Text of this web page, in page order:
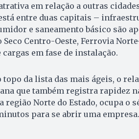
em relação a outras
entre duas capitais –
e saneamento básico são
Centro-Oeste, Ferrovia
cargas em fase de instalação.
topo da lista das mais ágeis, o
que também registra rapidez
região Norte do Estado, ocupa o
para se abrir uma empresa.